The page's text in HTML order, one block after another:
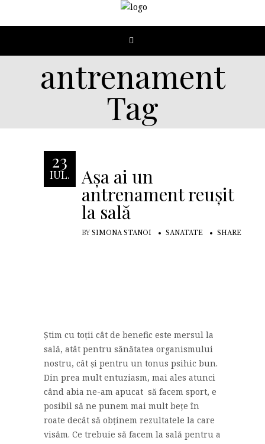
antrenament
Tag
23
IUL. Așa ai un
antrenament reușit
la sală
BY SIMONA STANOI SANATATE SHARE
Știm cu toții cât de benefic este mersul la
sală, atât pentru sănătatea organismului
nostru, cât și pentru un tonus psihic bun.
Din prea mult entuziasm, mai ales atunci
când abia ne-am apucat să facem sport, e
posibil să ne punem mai mult bețe în
roate decât să obținem rezultatele la care
visăm. Ce trebuie să facem la sală pentru a